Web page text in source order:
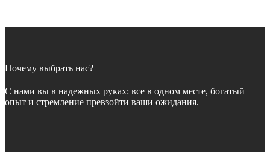
Почему выбрать нас?
С нами вы в надежных руках: все в одном месте, богатый
опыт и стремление превзойти ваши ожидания.